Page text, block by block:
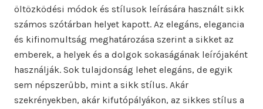
öltözködési módok és stílusok leírására használt sikk
számos szótárban helyet kapott. Az elegáns, elegancia
és kifinomultság meghatározása szerint a sikket az
emberek, a helyek és a dolgok sokaságának leírójaként
használják. Sok tulajdonság lehet elegáns, de egyik
sem népszerűbb, mint a sikk stílus. Akár
szekrényekben, akár kifutópályákon, az sikkes stílus a